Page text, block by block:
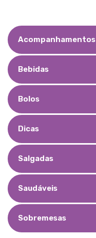
Acompanhamentos
Bebidas
Bolos
Dicas
Salgadas
Saudáveis
Sobremesas